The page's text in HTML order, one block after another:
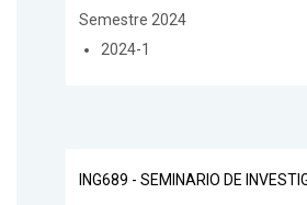
Semestre 2024
2024-1
ING689 - SEMINARIO DE